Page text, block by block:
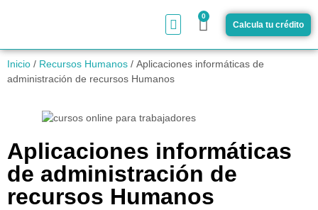
0
Calcula tu crédito
Inicio / Recursos Humanos / Aplicaciones informáticas de
administración de recursos Humanos
Aplicaciones informáticas
de administración de
recursos Humanos